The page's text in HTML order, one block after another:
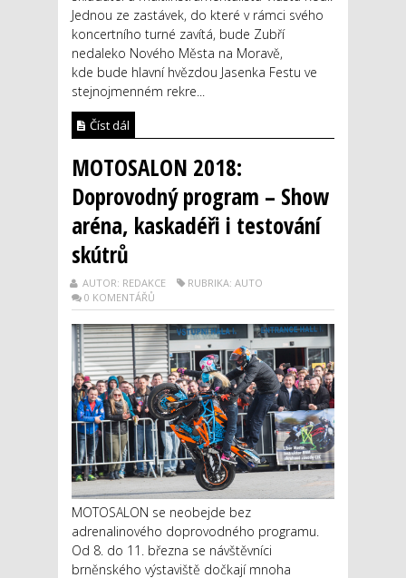
Jednou ze zastávek, do které v rámci svého
koncertního turné zavítá, bude Zubří
nedaleko Nového Města na Moravě,
kde bude hlavní hvězdou Jasenka Festu ve
stejnojmenném rekre...
Číst dál
MOTOSALON 2018:
Doprovodný program – Show
aréna, kaskadéři i testování
skútrů
AUTOR: REDAKCE
RUBRIKA: AUTO
0 KOMENTÁŘŮ
MOTOSALON se neobejde bez
adrenalinového doprovodného programu.
Od 8. do 11. března se návštěvníci
brněnského výstaviště dočkají mnoha